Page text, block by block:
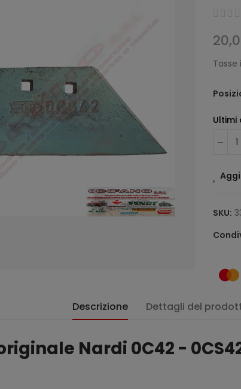
Tasse
Ultimi
SKU:
Descrizione Dettagli del
Nardi 0C42 -